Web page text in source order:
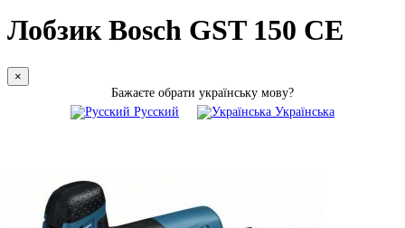
Лобзик Bosch GST 150 CE
×
Бажаєте обрати українську мову?
Русский
Українська